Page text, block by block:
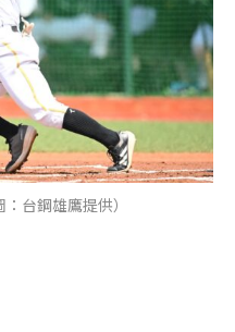
台鋼雄鷹提供）